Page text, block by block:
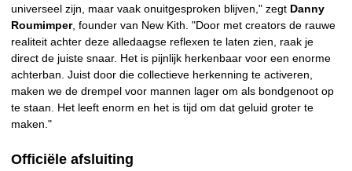
universeel zijn, maar vaak onuitgesproken blijven," zegt Danny
Roumimper, founder van New Kith. "Door met creators de rauwe
realiteit achter deze alledaagse reflexen te laten zien, raak je
direct de juiste snaar. Het is pijnlijk herkenbaar voor een enorme
achterban. Juist door die collectieve herkenning te activeren,
maken we de drempel voor mannen lager om als bondgenoot op
te staan. Het leeft enorm en het is tijd om dat geluid groter te
maken."
Officiële afsluiting